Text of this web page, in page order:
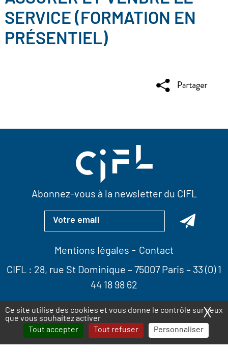
Ce site utilise des cookies et vous donne le contrôle sur ceux
que vous souhaitez activer
Tout accepter
Tout refuser Personnaliser
X
SERVICE (FORMATION EN
PRÉSENTIEL)
Abonnez-vous à la newsletter du CIFL
Mentions légales
Contact
CIFL : 28, rue St Dominique – 75007 Paris – 33 (0) 1
44 18 98 62